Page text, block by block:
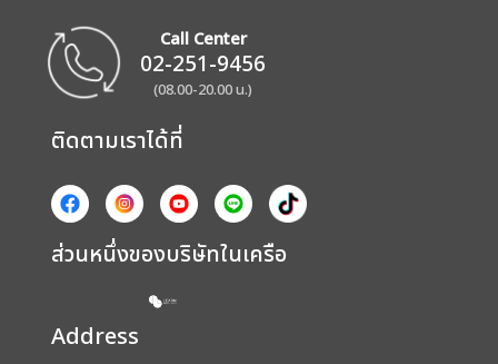
Call Center
02-251-9456
(08.00-20.00 น.)
ติดตามเราได้ที่
ส่วนหนึ่งของบริษัทในเครือ
Address